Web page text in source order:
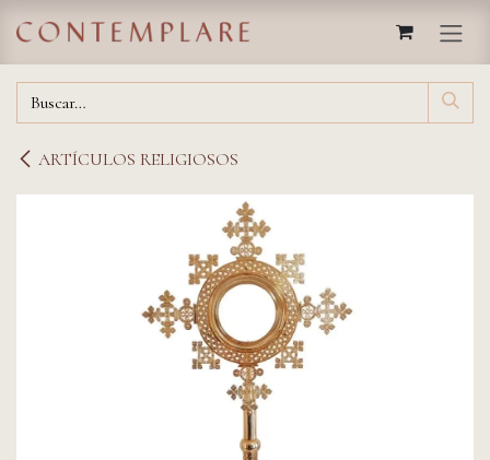
ARTÍCULOS RELIGIOSOS